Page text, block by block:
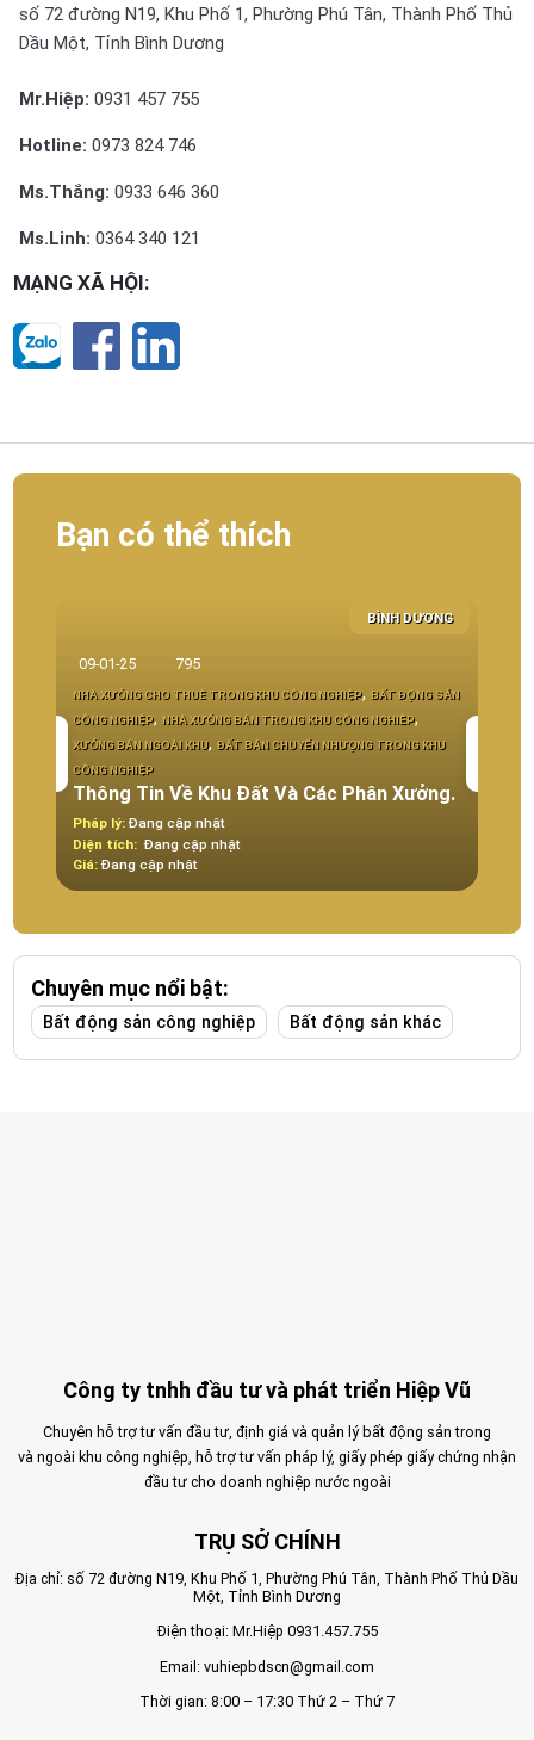
số 72 đường N19, Khu Phố 1, Phường Phú Tân, Thành Phố Thủ
Dầu Một, Tỉnh Bình Dương
Mr.Hiệp: 0931 457 755
Hotline: 0973 824 746
Ms.Thắng: 0933 646 360
Ms.Linh: 0364 340 121
MẠNG XÃ HỘI:
Bạn có thể thích
BÌNH DƯƠNG
09-01-25 795
NHÀ XƯỞNG CHO THUÊ TRONG KHU CÔNG NGHIỆP, BẤT ĐỘNG SẢN
CÔNG NGHIỆP, NHÀ XƯỞNG BÁN TRONG KHU CÔNG NGHIÊP,
XƯỞNG BÁN NGOÀI KHU,ĐẤT BÁN CHUYỂN NHƯỢNG TRONG KHU
CÔNG NGHIỆP
Thông Tin Về Khu Đất Và Các Phân Xưởng.
Pháp lý: Đang cập nhật
Diện tích: Đang cập nhật
Giá: Đang cập nhật
Chuyên mục nổi bật:
Bất động sản công nghiệp Bất động sản khác
Công ty tnhh đầu tư và phát triển Hiệp Vũ
Chuyên hỗ trợ tư vấn đầu tư, định giá và quản lý bất động sản trong
và ngoài khu công nghiệp, hỗ trợ tư vấn pháp lý, giấy phép giấy chứng nhận
đầu tư cho doanh nghiệp nước ngoài
TRỤ SỞ CHÍNH
Địa chỉ: số 72 đường N19, Khu Phố 1, Phường Phú Tân, Thành Phố Thủ Dầu
Một, Tỉnh Bình Dương
Điện thoại: Mr.Hiệp 0931.457.755
Email: vuhiepbdscn@gmail.com
Thời gian: 8:00 – 17:30 Thứ 2 – Thứ 7